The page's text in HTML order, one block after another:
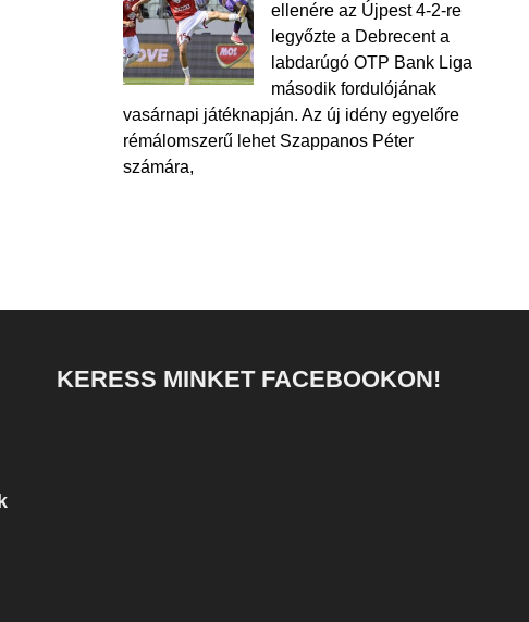
ellenére az Újpest 4-2-re
legyőzte a Debrecent a
labdarúgó OTP Bank Liga
második fordulójának
vasárnapi játéknapján. Az új idény egyelőre
rémálomszerű lehet Szappanos Péter
számára,
KERESS MINKET FACEBOOKON!